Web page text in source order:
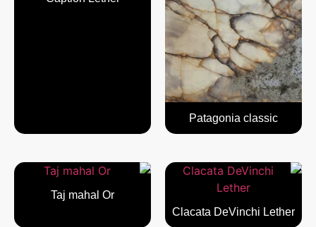
Patagonia classic
Clacata DeVinchi Lether
Taj mahal Or